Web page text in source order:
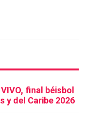
final béisbol
y del Caribe 2026